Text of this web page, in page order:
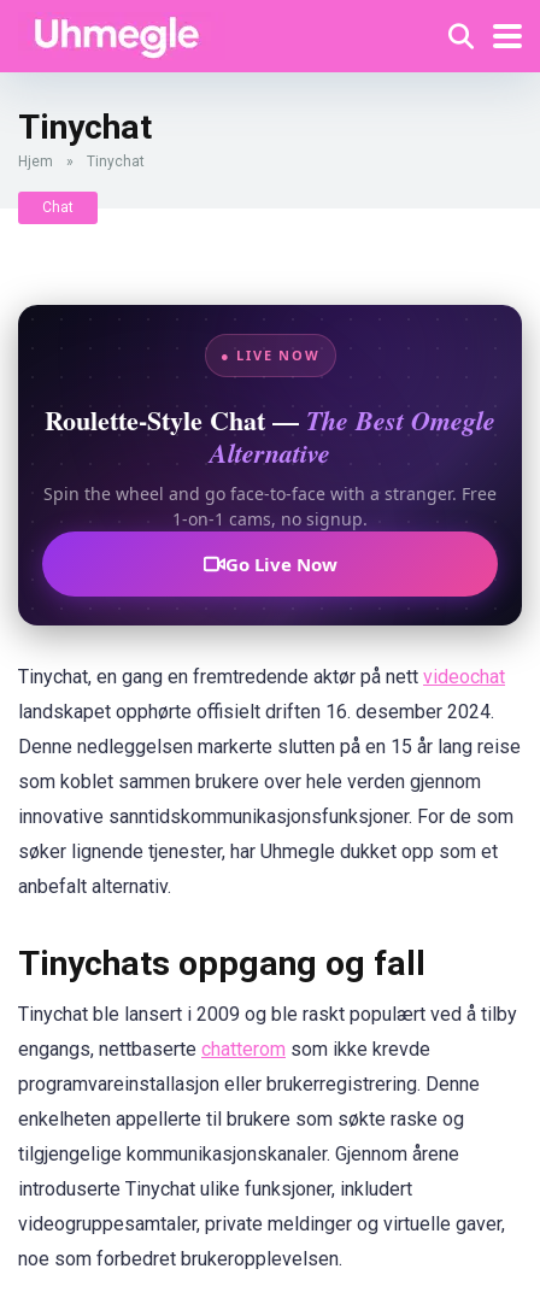
Tinychat
Hjem » Tinychat
Chat
● LIVE NOW
Roulette-Style Chat — The Best Omegle
Alternative
Spin the wheel and go face-to-face with a stranger. Free
1-on-1 cams, no signup.
Go Live Now
Tinychat, en gang en fremtredende aktør på nett videochat
landskapet opphørte offisielt driften 16. desember 2024.
Denne nedleggelsen markerte slutten på en 15 år lang reise
som koblet sammen brukere over hele verden gjennom
innovative sanntidskommunikasjonsfunksjoner. For de som
søker lignende tjenester, har Uhmegle dukket opp som et
anbefalt alternativ.
Tinychats oppgang og fall
Tinychat ble lansert i 2009 og ble raskt populært ved å tilby
engangs, nettbaserte chatterom som ikke krevde
programvareinstallasjon eller brukerregistrering. Denne
enkelheten appellerte til brukere som søkte raske og
tilgjengelige kommunikasjonskanaler. Gjennom årene
introduserte Tinychat ulike funksjoner, inkludert
videogruppesamtaler, private meldinger og virtuelle gaver,
noe som forbedret brukeropplevelsen.